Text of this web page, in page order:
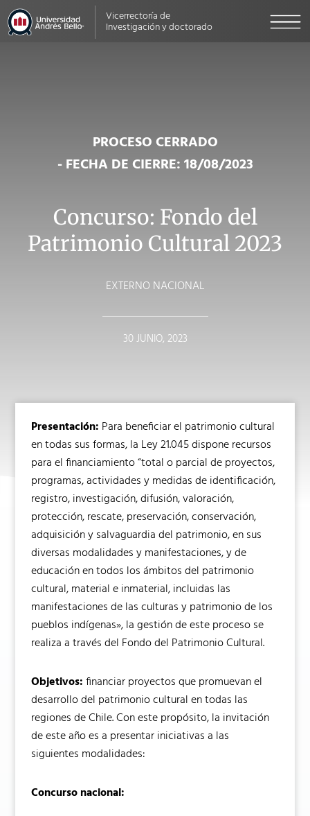
Vicerrectoría de
Investigación y doctorado
PROCESO CERRADO
- FECHA DE CIERRE: 18/08/2023
Concurso: Fondo del
Patrimonio Cultural 2023
EXTERNO NACIONAL
30 JUNIO, 2023
Presentación: Para beneficiar el patrimonio cultural
en todas sus formas, la Ley 21.045 dispone recursos
para el financiamiento “total o parcial de proyectos,
programas, actividades y medidas de identificación,
registro, investigación, difusión, valoración,
protección, rescate, preservación, conservación,
adquisición y salvaguardia del patrimonio, en sus
diversas modalidades y manifestaciones, y de
educación en todos los ámbitos del patrimonio
cultural, material e inmaterial, incluidas las
manifestaciones de las culturas y patrimonio de los
pueblos indígenas», la gestión de este proceso se
realiza a través del Fondo del Patrimonio Cultural.
Objetivos:financiar proyectos que promuevan el
desarrollo del patrimonio cultural en todas las
regiones de Chile. Con este propósito, la invitación
de este año es a presentar iniciativas a las
siguientes modalidades:
Concurso nacional: